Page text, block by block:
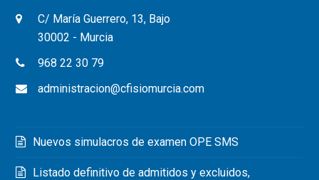
C/ María Guerrero, 13, Bajo
30002 - Murcia
968 22 30 79
administracion@cfisiomurcia.com
Nuevos simulacros de examen OPE SMS
Listado definitivo de admitidos y excluidos,